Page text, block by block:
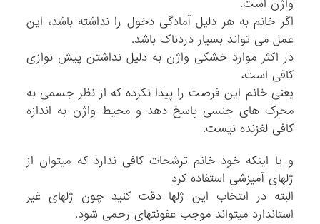
واژن است.
اگر خانم به هر دلیل آمادگی دخول را نداشته باشد، این
عمل می تواند بسیار دردناک باشد.
در اکثر موارد خشکی واژن به دلیل نداشتن پیش نوازی
کافی است،
یعنی خانم این فرصت را پیدا نکرده که از نظر جسمی به
محرک های جنسی پاسخ دهد و محیط واژن به اندازه
کافی لغزنده نیست.
و یا اینکه خود خانم ترشحات کافی ندارد که میتوان از
ژلهای آمیزشی استفاده کرد
البته در انتخاب این ژلها دقت کنید چون ژلهای غیر
استاندارد میتواند موجب عفونتهای رحمی شود.